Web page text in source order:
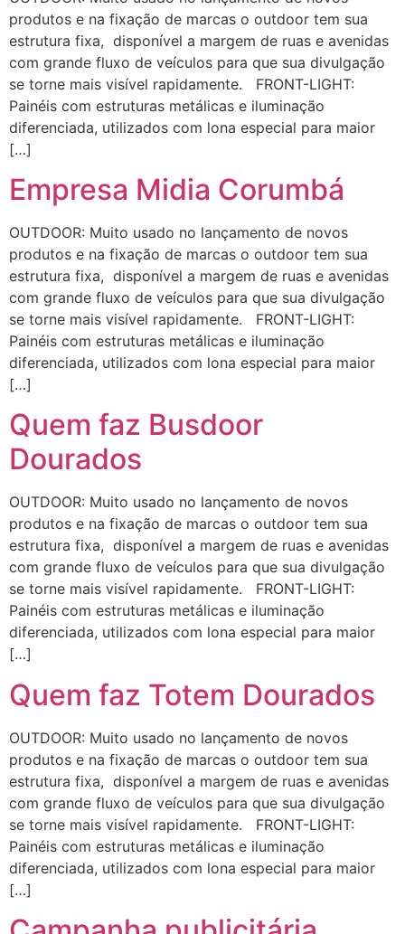
produtos e na fixação de marcas o outdoor tem sua
estrutura fixa, disponível a margem de ruas e avenidas
com grande fluxo de veículos para que sua divulgação
se torne mais visível rapidamente. FRONT-LIGHT:
Painéis com estruturas metálicas e iluminação
diferenciada, utilizados com lona especial para maior
[…]
Empresa Midia Corumbá
OUTDOOR: Muito usado no lançamento de novos
produtos e na fixação de marcas o outdoor tem sua
estrutura fixa, disponível a margem de ruas e avenidas
com grande fluxo de veículos para que sua divulgação
se torne mais visível rapidamente. FRONT-LIGHT:
Painéis com estruturas metálicas e iluminação
diferenciada, utilizados com lona especial para maior
[…]
Quem faz Busdoor
Dourados
OUTDOOR: Muito usado no lançamento de novos
produtos e na fixação de marcas o outdoor tem sua
estrutura fixa, disponível a margem de ruas e avenidas
com grande fluxo de veículos para que sua divulgação
se torne mais visível rapidamente. FRONT-LIGHT:
Painéis com estruturas metálicas e iluminação
diferenciada, utilizados com lona especial para maior
[…]
Quem faz Totem Dourados
OUTDOOR: Muito usado no lançamento de novos
produtos e na fixação de marcas o outdoor tem sua
estrutura fixa, disponível a margem de ruas e avenidas
com grande fluxo de veículos para que sua divulgação
se torne mais visível rapidamente. FRONT-LIGHT:
Painéis com estruturas metálicas e iluminação
diferenciada, utilizados com lona especial para maior
[…]